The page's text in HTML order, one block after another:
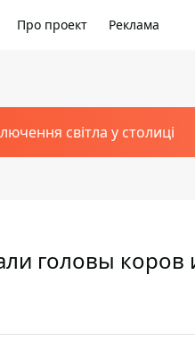
Про проект Реклама
світла у столиці
головы